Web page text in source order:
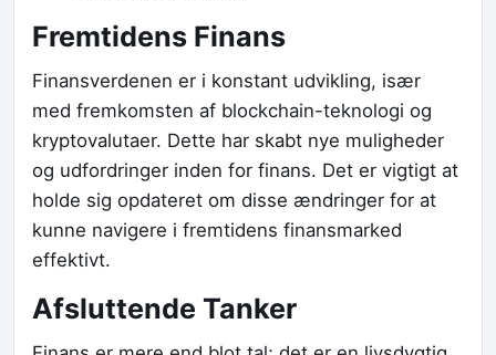
Fremtidens Finans
Finansverdenen er i konstant udvikling, især
med fremkomsten af blockchain-teknologi og
kryptovalutaer. Dette har skabt nye muligheder
og udfordringer inden for finans. Det er vigtigt at
holde sig opdateret om disse ændringer for at
kunne navigere i fremtidens finansmarked
effektivt.
Afsluttende Tanker